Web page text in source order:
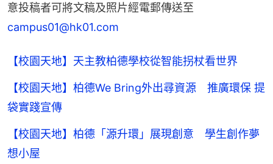
意投稿者可將文稿及照片經電郵傳送至
campus01@hk01.com
【校園天地】天主教柏德學校從智能拐杖看世界
【校園天地】柏德We Bring外出尋資源 推廣環保 提
袋實踐宣傳
【校園天地】柏德「源升環」展現創意 學生創作夢
想小屋